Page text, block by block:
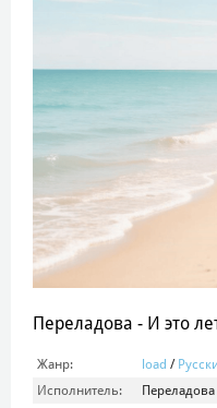
Переладова - И это
Жанр: load /
Исполнитель:
Переладова